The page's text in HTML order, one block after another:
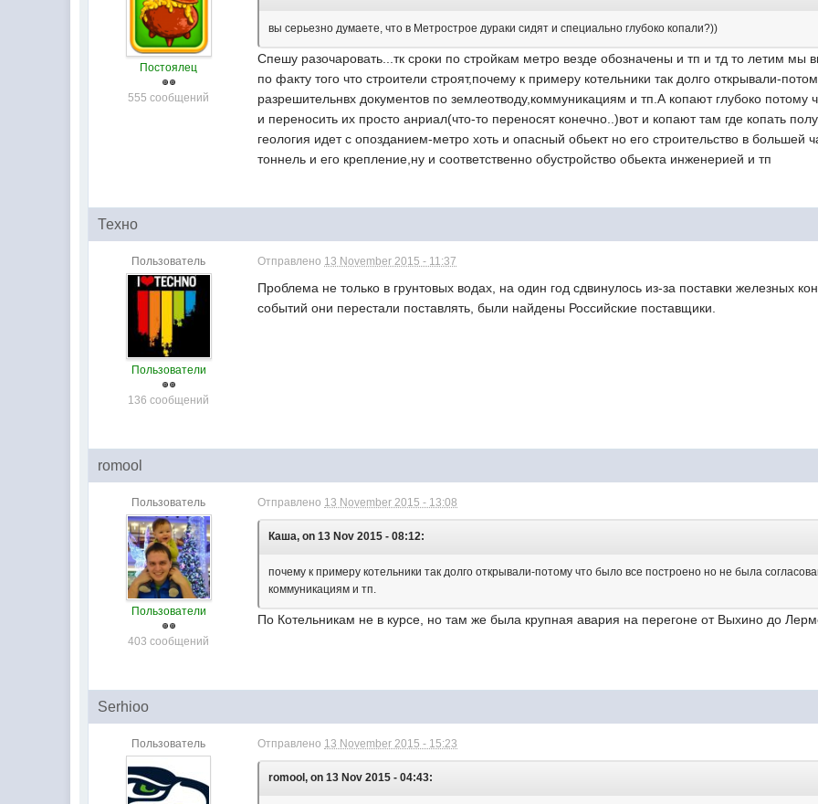
Постоялец
555 сообщений
вы серьезно думаете, что в Метрострое дураки сидят и специально глубоко копали?))
Спешу разочаровать...тк сроки по стройкам метро везде обозначены и тп и тд то летим мы
по факту того что строители строят,почему к примеру котельники так долго открывали-
разрешительнвх документов по землеотводу,коммуникациям и тп.А копают глубоко
и переносить их просто анриал(что-то переносят конечно..)вот и копают там где копать
геология идет с опозданием-метро хоть и опасный обьект но его строительство в большей
тоннель и его крепление,ну и соответственно обустройство обьекта инженерией и тп
Техно
Пользователь
Пользователи
136 сообщений
Отправлено 13 November 2015 - 11:37
Проблема не только в грунтовых водах, на один год сдвинулось из-за поставки железных
событий они перестали поставлять, были найдены Российские поставщики.
romool
Пользователь
Пользователи
403 сообщений
Отправлено 13 November 2015 - 13:08
Каша, on 13 Nov 2015 - 08:12:
почему к примеру котельники так долго открывали-потому что было все построено но не была
коммуникациям и тп.
По Котельникам не в курсе, но там же была крупная авария на перегоне от Выхино до
Serhioo
Пользователь Отправлено 13 November 2015 - 15:23
romool, on 13 Nov 2015 - 04:43: